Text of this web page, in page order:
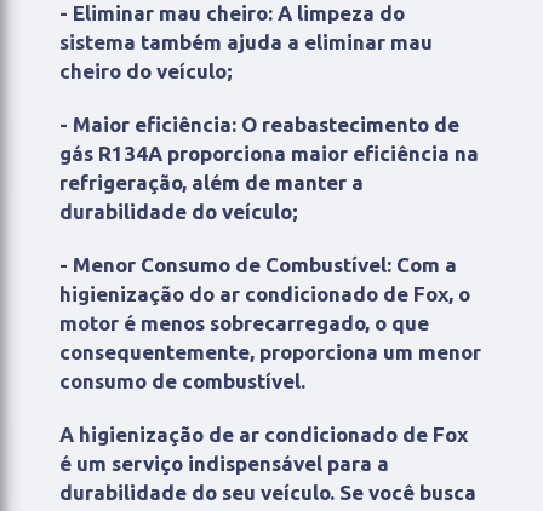
- Eliminar mau cheiro: A limpeza do
sistema também ajuda a eliminar mau
cheiro do veículo;
- Maior eficiência: O reabastecimento de
gás R134A proporciona maior eficiência na
refrigeração, além de manter a
durabilidade do veículo;
- Menor Consumo de Combustível: Com a
higienização do ar condicionado de Fox, o
motor é menos sobrecarregado, o que
consequentemente, proporciona um menor
consumo de combustível.
A higienização de ar condicionado de Fox
é um serviço indispensável para a
durabilidade do seu veículo. Se você busca